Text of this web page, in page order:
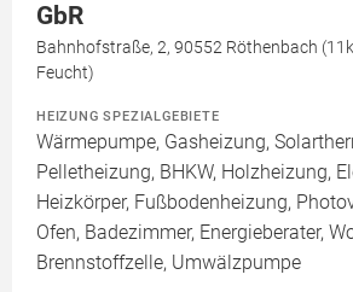
GbR
Bahnhofstraße, 2, 90552 Röthenbach
Feucht)
HEIZUNG SPEZIALGEBIETE
Wärmepumpe, Gasheizung,
Pelletheizung, BHKW, Holzheizung,
Heizkörper, Fußbodenheizung,
Ofen, Badezimmer, Energieberater,
Brennstoffzelle, Umwälzpumpe